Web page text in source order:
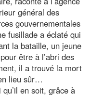
général des
gouvernementales
fusillade a éclaté qui
la bataille, un jeune
être à l’abri des
il a trouvé la mort
lieu sûr…
en soit, grâce à